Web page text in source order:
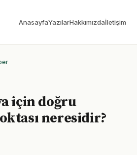
AnasayfaYazılarHakkımızdaİletişim
için doğru
neresidir?